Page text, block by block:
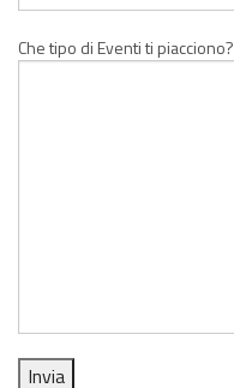
Che tipo di Eventi ti piacciono?